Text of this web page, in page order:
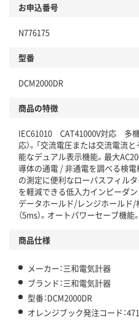
お申込番号
N776175
型番
DCM2000DR
商品の特徴
IEC61010 CAT41000V対応 多
応）。「交流電圧または交流電流
能なデュアル表示機能。最大
導体の通電 / 非通電を調べる検電
の測定に便利なローパスフィル
を軽減できる低入力インピーダ
データホールド/レンジホールド
（5ms）。オートパワーセーブ機能。
商品仕様
メーカー：三和電気計器
ブランド：三和電気計器
型番：DCM2000DR
オレンジブック発注コード：